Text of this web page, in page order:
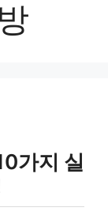
가지 실